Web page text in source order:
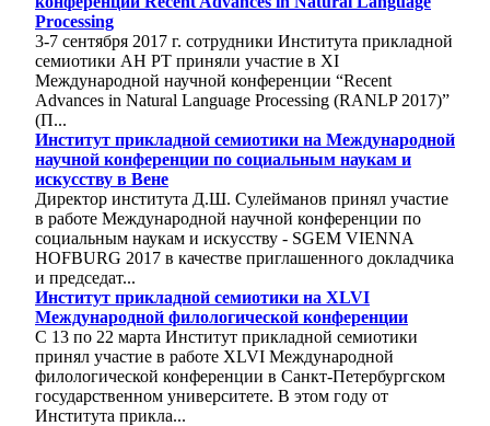
Processing
3-7 сентября 2017 г. сотрудники Института прикладной
семиотики АН РТ приняли участие в XI
Международной научной конференции “Recent
Advances in Natural Language Processing (RANLP 2017)”
(П...
Институт прикладной семиотики на Международной
научной конференции по социальным наукам и
искусству в Вене
Директор института Д.Ш. Сулейманов принял участие
в работе Международной научной конференции по
социальным наукам и искусству - SGEM VIENNA
HOFBURG 2017 в качестве приглашенного докладчика
и председат...
Институт прикладной семиотики на XLVI
Международной филологической конференции
С 13 по 22 марта Институт прикладной семиотики
принял участие в работе XLVI Международной
филологической конференции в Санкт-Петербургском
государственном университете. В этом году от
Института прикла...